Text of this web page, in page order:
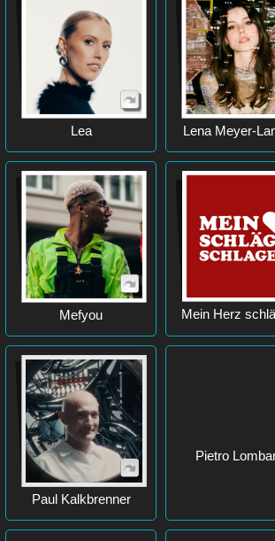
Lea Lena Meyer-
Mefyou Mein Herz
Paul Kalkbrenner